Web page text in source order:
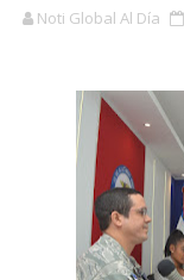
Noti Global Al Día